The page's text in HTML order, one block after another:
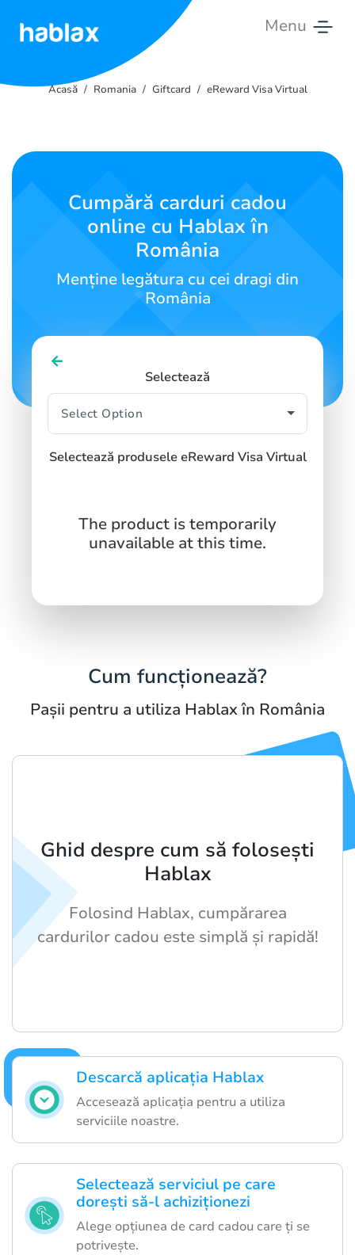
Menu
Tarife
Contactează-
Acasă Romania Giftcard eReward Visa Virtual
Cumpără carduri cadou
online cu Hablax în
România
Menține legătura cu cei dragi din
România
Selectează
Selectează produsele eReward Visa Virtual
The product is temporarily
unavailable at this time.
Cum funcționează?
Pașii pentru a utiliza Hablax în România
Descarcă aplicația Hablax
Accesează aplicația pentru a utiliza
serviciile noastre.
Selectează serviciul pe care
dorești să-l achiziționezi
Alege opțiunea de card cadou care ți se
potrivește.
Ghid despre cum să folosești
Hablax
Folosind Hablax, cumpărarea
cardurilor cadou este simplă și rapidă!